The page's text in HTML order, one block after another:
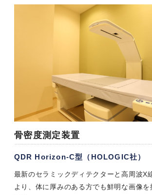
骨密度測定装置
QDR Horizon-C型（HOLOGIC社）
最新のセラミックディテクターと高周波X
より、体に厚みのある方でも鮮明な画像